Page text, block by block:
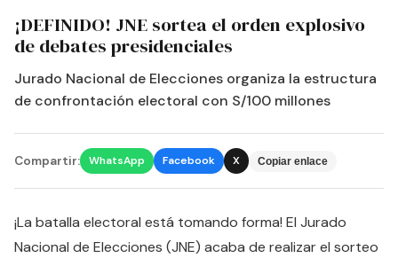
¡DEFINIDO! JNE sortea el orden explosivo
de debates presidenciales
Jurado Nacional de Elecciones organiza la estructura
de confrontación electoral con S/100 millones
Compartir: WhatsApp Facebook X Copiar enlace
¡La batalla electoral está tomando forma! El Jurado
Nacional de Elecciones (JNE) acaba de realizar el sorteo